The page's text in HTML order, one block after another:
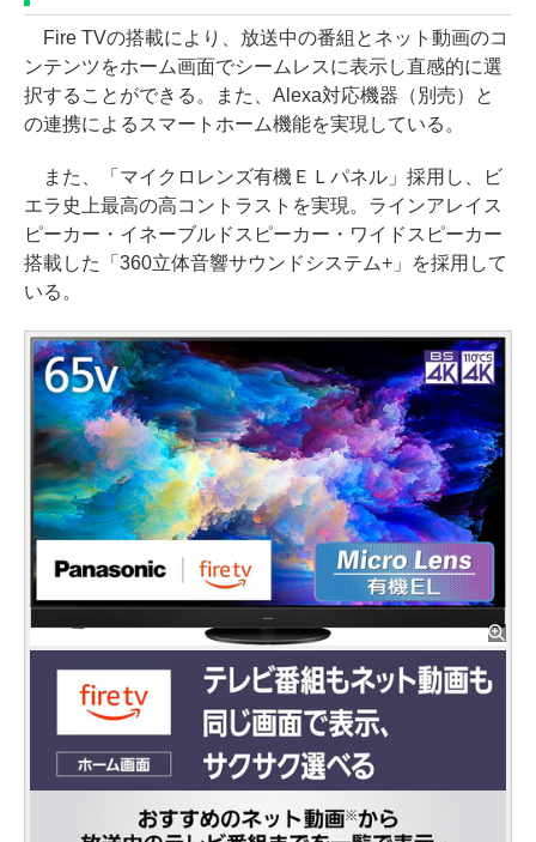
Fire TVの搭載により、放送中の番組とネット動画のコ
ンテンツをホーム画面でシームレスに表示し直感的に選
択することができる。また、Alexa対応機器（別売）と
の連携によるスマートホーム機能を実現している。
また、「マイクロレンズ有機ＥＬパネル」採用し、ビ
エラ史上最高の高コントラストを実現。ラインアレイス
ピーカー・イネーブルドスピーカー・ワイドスピーカー
搭載した「360立体音響サウンドシステム+」を採用して
いる。